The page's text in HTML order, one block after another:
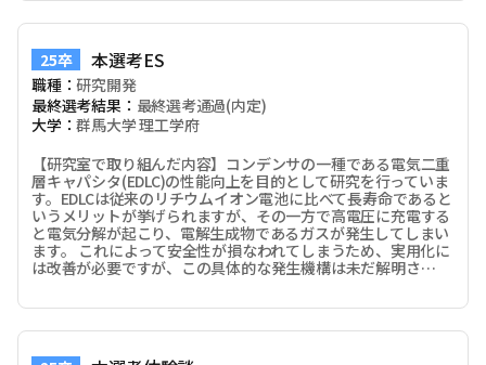
25卒 本選考ES
職種：研究開発
最終選考結果： 最終選考通過(内定)
大学：群馬大学 理工学府
【研究室で取り組んだ内容】コンデンサの一種である電気二重
層キャパシタ(EDLC)の性能向上を目的として研究を行っていま
す。EDLCは従来のリチウムイオン電池に比べて長寿命であると
いうメリットが挙げられますが、その一方で高電圧に充電する
と電気分解が起こり、電解生成物であるガスが発生してしまい
ます。 これによって安全性が損なわれてしまうため、実用化に
は改善が必要ですが、この具体的な発生機構は未だ解明さ…